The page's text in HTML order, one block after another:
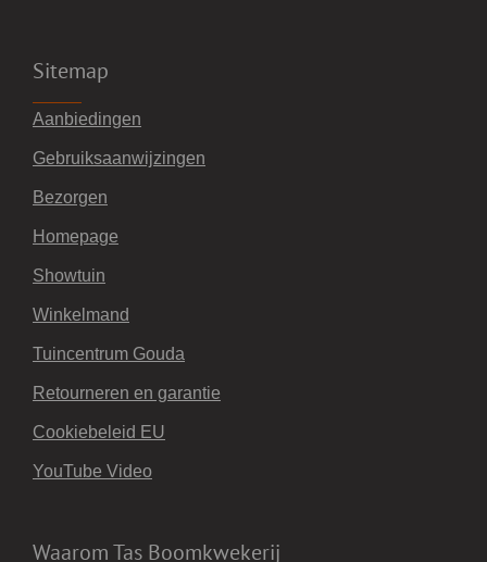
Sitemap
Aanbiedingen
Gebruiksaanwijzingen
Bezorgen
Homepage
Showtuin
Winkelmand
Tuincentrum Gouda
Retourneren en garantie
Cookiebeleid EU
YouTube Video
Waarom Tas Boomkwekerij